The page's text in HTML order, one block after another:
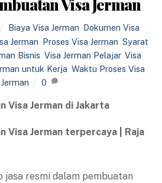
Visa Jerman
Biaya Visa Jerman Dokumen Visa
Jerman Proses Visa Jerman Syarat
Bisnis Visa Jerman Pelajar, Visa
untuk Kerja Waktu Proses Visa
Jerman
0
Visa Jerman di Jakarta
Visa Jerman terpercaya | Raja
jasa resmi dalam pembuatan